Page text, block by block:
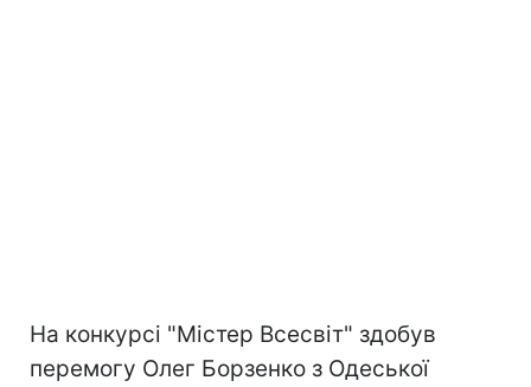
На конкурсі "Містер Всесвіт" здобув
перемогу Олег Борзенко з Одеської